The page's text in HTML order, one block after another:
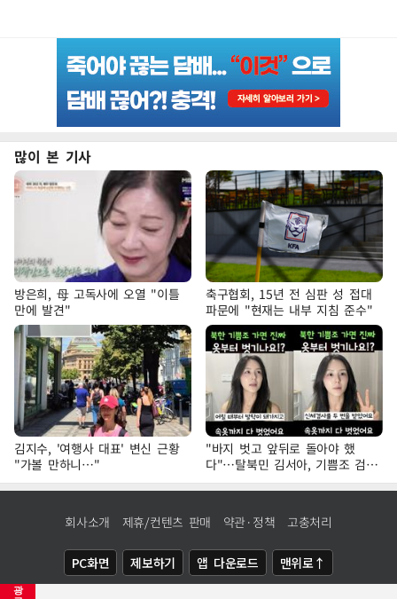
광
많이 본 기사
방은희, 母 고독사에 오열 "이틀
만에 발견"
축구협회, 15년 전 심판 성 접대
파문에 "현재는 내부 지침 준수"
김지수, '여행사 대표' 변신 근황
"가볼 만하니…"
"바지 벗고 앞뒤로 돌아야 했
다"…탈북민 김서아, 기쁨조 검사
수치심 회상
회사소개 제휴/컨텐츠 판매 약관·정책 고충처리
PC화면 제보하기 앱 다운로드 맨위로↑